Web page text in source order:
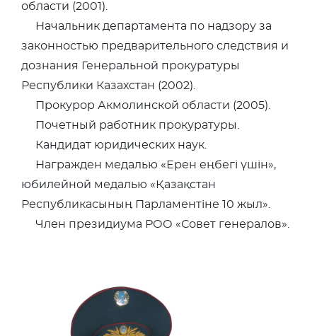
области (2001).
Начальник департамента по надзору за
законностью предварительного следствия и
дознания Генеральной прокуратуры
Республики Казахстан (2002).
Прокурор Акмолинской области (2005).
Почетный работник прокуратуры.
Кандидат юридических наук.
Награжден медалью «Ерен еңбегі үшін»,
юбилейной медалью «Қазақстан
Республикасының Парламентіне 10 жыл».
Член президиума РОО «Совет генералов».